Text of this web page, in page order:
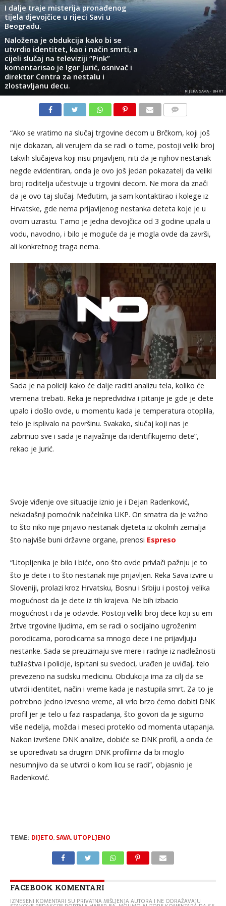
I dalje traje misterija pronađenog
tijela djevojčice u rijeci Savi u
Beogradu.
Naložena je obdukcija kako bi se
utvrdio identitet, kao i način smrti, a
cijeli slučaj na televiziji “Pink”
komentarisao je Igor Jurić, osnivač i
direktor Centra za nestalu i
zlostavljanu decu.
RIJEKA SAVA - BHRT
“Ako se vratimo na slučaj trgovine decom u Brčkom, koji još
nije dokazan, ali verujem da se radi o tome, postoji veliki broj
takvih slučajeva koji nisu prijavljeni, niti da je njihov nestanak
negde evidentiran, onda je ovo još jedan pokazatelj da veliki
broj roditelja učestvuje u trgovini decom. Ne mora da znači
da je ovo taj slučaj. Međutim, ja sam kontaktirao i kolege iz
Hrvatske, gde nema prijavljenog nestanka deteta koje je u
ovom uzrastu. Tamo je jedna devojčica od 3 godine upala u
vodu, navodno, i bilo je moguće da je mogla ovde da završi,
ali konkretnog traga nema.
Sada je na policiji kako će dalje raditi analizu tela, koliko će
vremena trebati. Reka je nepredvidiva i pitanje je gde je dete
upalo i došlo ovde, u momentu kada je temperatura otoplila,
telo je isplivalo na površinu. Svakako, slučaj koji nas je
zabrinuo sve i sada je najvažnije da identifikujemo dete”,
rekao je Jurić.
Svoje viđenje ove situacije iznio je i Dejan Radenković,
nekadašnji pomoćnik načelnika UKP. On smatra da je važno
to što niko nije prijavio nestanak djeteta iz okolnih zemalja
što najviše buni državne organe, prenosi Espreso
“Utopljenika je bilo i biće, ono što ovde privlači pažnju je to
što je dete i to što nestanak nije prijavljen. Reka Sava izvire u
Sloveniji, prolazi kroz Hrvatsku, Bosnu i Srbiju i postoji velika
mogućnost da je dete iz tih krajeva. Ne bih izbacio
mogućnost i da je odavde. Postoji veliki broj dece koji su em
žrtve trgovine ljudima, em se radi o socijalno ugroženim
porodicama, porodicama sa mnogo dece i ne prijavljuju
nestanke. Sada se preuzimaju sve mere i radnje iz nadležnosti
tužilaštva i policije, ispitani su svedoci, urađen je uviđaj, telo
prevezeno na sudsku medicinu. Obdukcija ima za cilj da se
utvrdi identitet, način i vreme kada je nastupila smrt. Za to je
potrebno jedno izvesno vreme, ali vrlo brzo ćemo dobiti DNK
profil jer je telo u fazi raspadanja, što govori da je sigurno
više nedelja, možda i meseci proteklo od momenta utapanja.
Nakon izvršene DNK analize, dobiće se DNK profil, a onda će
se upoređivati sa drugim DNK profilima da bi moglo
nesumnjivo da se utvrdi o kom licu se radi”, objasnio je
Radenković.
TEME: DIJETO, SAVA, UTOPLJENO
FACEBOOK KOMENTARI
IZNESENI KOMENTARI SU PRIVATNA MIŠLJENJA AUTORA I NE ODRAŽAVAJU